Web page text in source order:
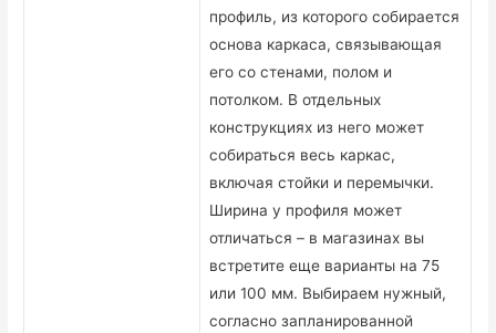
профиль, из которого собирается
основа каркаса, связывающая
его со стенами, полом и
потолком. В отдельных
конструкциях из него может
собираться весь каркас,
включая стойки и перемычки.
Ширина у профиля может
отличаться – в магазинах вы
встретите еще варианты на 75
или 100 мм. Выбираем нужный,
согласно запланированной